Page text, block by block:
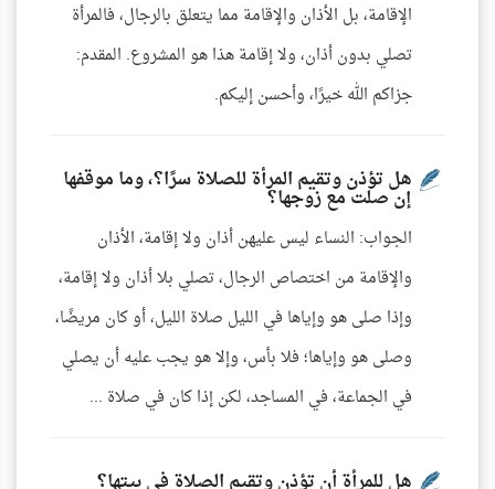
الإقامة، بل الأذان والإقامة مما يتعلق بالرجال، فالمرأة
تصلي بدون أذان، ولا إقامة هذا هو المشروع. المقدم:
جزاكم الله خيرًا، وأحسن إليكم.
هل تؤذن وتقيم المرأة للصلاة سرًا؟، وما موقفها
إن صلت مع زوجها؟
الجواب: النساء ليس عليهن أذان ولا إقامة، الأذان
والإقامة من اختصاص الرجال، تصلي بلا أذان ولا إقامة،
وإذا صلى هو وإياها في الليل صلاة الليل، أو كان مريضًا،
وصلى هو وإياها؛ فلا بأس، وإلا هو يجب عليه أن يصلي
في الجماعة، في المساجد، لكن إذا كان في صلاة ...
هل للمرأة أن تؤذن وتقيم الصلاة في بيتها؟